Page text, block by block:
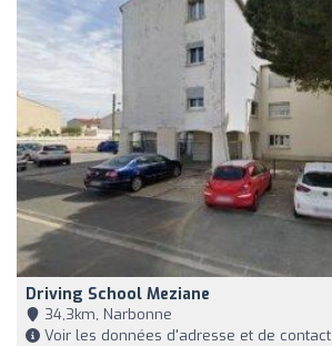
Driving School Meziane
34,3km, Narbonne
Voir les données d'adresse et de contact